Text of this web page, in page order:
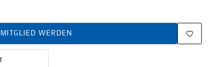
MITGLIED WERDEN